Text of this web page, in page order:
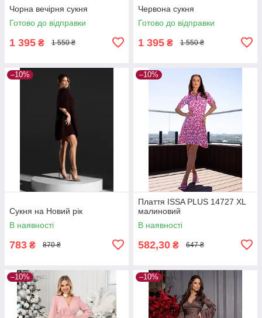
Чорна вечірня сукня
Готово до відправки
1 395 ₴ 1 550 ₴
Червона сукня
Готово до відправки
1 395 ₴ 1 550 ₴
–10%
Сукня на Новий рік
В наявності
783 ₴ 870 ₴
–10%
Плаття ISSA PLUS 14727 XL
малиновий
В наявності
582,30 ₴ 647 ₴
–10% –10%